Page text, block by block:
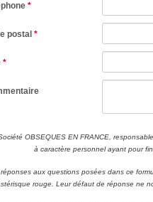
*
postal*
*
OBSEQUES EN FRANCE,
à caractère personnel ayant pour
aux questions posées dans ce
rouge. Leur défaut de réponse ne